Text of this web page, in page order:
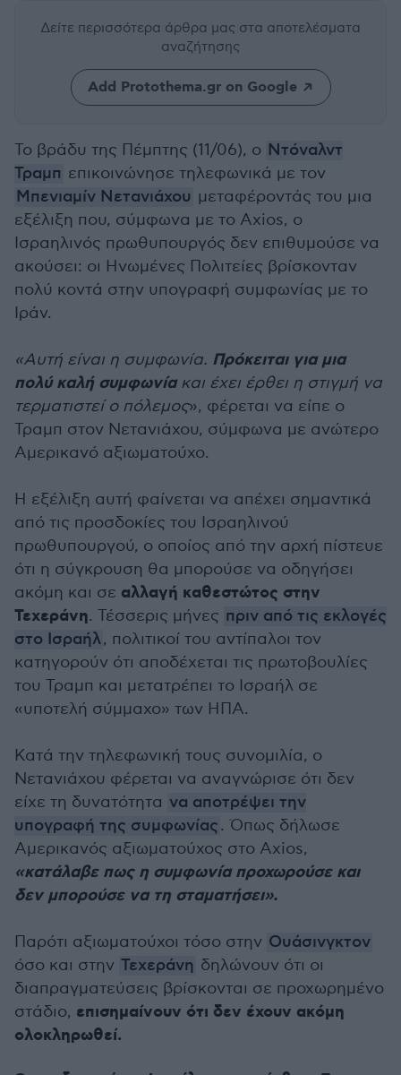
Δείτε περισσότερα άρθρα μας στα αποτελέσματα
αναζήτησης
Add Protothema.gr on Google
Το βράδυ της Πέμπτης (11/06), ο Ντόναλντ
Τραμπ επικοινώνησε τηλεφωνικά με τον
Μπενιαμίν Νετανιάχου μεταφέροντάς του μια
εξέλιξη που, σύμφωνα με το Axios, ο
Ισραηλινός πρωθυπουργός δεν επιθυμούσε να
ακούσει: οι Ηνωμένες Πολιτείες βρίσκονταν
πολύ κοντά στην υπογραφή συμφωνίας με το
Ιράν.
«Αυτή είναι η συμφωνία. Πρόκειται για μια
πολύ καλή συμφωνίακαι έχει έρθει η στιγμή να
τερματιστεί ο πόλεμος», φέρεται να είπε ο
Τραμπ στον Νετανιάχου, σύμφωνα με ανώτερο
Αμερικανό αξιωματούχο.
Η εξέλιξη αυτή φαίνεται να απέχει σημαντικά
από τις προσδοκίες του Ισραηλινού
πρωθυπουργού, ο οποίος από την αρχή πίστευε
ότι η σύγκρουση θα μπορούσε να οδηγήσει
ακόμη και σε αλλαγή καθεστώτος στην
Τεχεράνη. Τέσσερις μήνες πριν από τις εκλογές
στο Ισραήλ, πολιτικοί του αντίπαλοι τον
κατηγορούν ότι αποδέχεται τις πρωτοβουλίες
του Τραμπ και μετατρέπει το Ισραήλ σε
«υποτελή σύμμαχο» των ΗΠΑ.
Κατά την τηλεφωνική τους συνομιλία, ο
Νετανιάχου φέρεται να αναγνώρισε ότι δεν
είχε τη δυνατότητα να αποτρέψει την
υπογραφή της συμφωνίας. Όπως δήλωσε
Αμερικανός αξιωματούχος στο Axios,
«κατάλαβε πως η συμφωνία προχωρούσε και
δεν μπορούσε να τη σταματήσει».
Παρότι αξιωματούχοι τόσο στην Ουάσινγκτον
όσο και στην Τεχεράνη δηλώνουν ότι οι
διαπραγματεύσεις βρίσκονται σε προχωρημένο
στάδιο, επισημαίνουν ότι δεν έχουν ακόμη
ολοκληρωθεί.